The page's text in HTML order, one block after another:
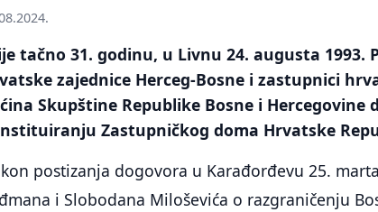
tačno 31. godinu, u Livnu 24. augusta 1993.
zajednice Herceg-Bosne i zastupnici
Skupštine Republike Bosne i Hercegovine
Zastupničkog doma Hrvatske
postizanja dogovora u Karađorđevu 25.
i Slobodana Miloševića o razgraničenju